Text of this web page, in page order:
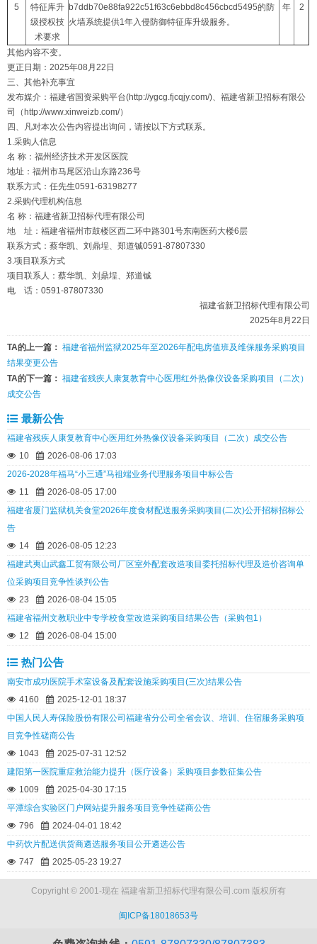
5
特征库升
级授权技
术要求
b7ddb70e88fa922c51f63c6ebbd8c456cbcd5495的防
火墙系统提供1年入侵防御特征库升级服务。
年 2
其他内容不变。
更正日期：2025年08月22日
三、其他补充事宜
发布媒介：福建省国资采购平台(http://ygcg.fjcqjy.com/)、福建省新卫招标有限公
司（http://www.xinweizb.com/）
四、凡对本次公告内容提出询问，请按以下方式联系。
1.采购人信息
名 称：福州经济技术开发区医院
地址：福州市马尾区沿山东路236号
联系方式：任先生0591-63198277
2.采购代理机构信息
名 称：福建省新卫招标代理有限公司
地 址：福建省福州市鼓楼区西二环中路301号东南医药大楼6层
联系方式：蔡华凯、刘鼎埕、郑道铖0591-87807330
3.项目联系方式
项目联系人：蔡华凯、刘鼎埕、郑道铖
电 话：0591-87807330
福建省新卫招标代理有限公司
2025年8月22日
TA的上一篇： 福建省福州监狱2025年至2026年配电房值班及维保服务采购项目
结果变更公告
TA的下一篇： 福建省残疾人康复教育中心医用红外热像仪设备采购项目（二次）
成交公告
最新公告
福建省残疾人康复教育中心医用红外热像仪设备采购项目（二次）成交公告
10
2026-08-06 17:03
2026-2028年福马“小三通”马祖端业务代理服务项目中标公告
11
2026-08-05 17:00
福建省厦门监狱机关食堂2026年度食材配送服务采购项目(二次)公开招标招标公
告
14
2026-08-05 12:23
福建武夷山武鑫工贸有限公司厂区室外配套改造项目委托招标代理及造价咨询单
位采购项目竞争性谈判公告
23
2026-08-04 15:05
福建省福州文教职业中专学校食堂改造采购项目结果公告（采购包1）
12
2026-08-04 15:00
热门公告
南安市成功医院手术室设备及配套设施采购项目(三次)结果公告
4160
2025-12-01 18:37
中国人民人寿保险股份有限公司福建省分公司全省会议、培训、住宿服务采购项
目竞争性磋商公告
1043
2025-07-31 12:52
建阳第一医院重症救治能力提升（医疗设备）采购项目参数征集公告
1009
2025-04-30 17:15
平潭综合实验区门户网站提升服务项目竞争性磋商公告
796
2024-04-01 18:42
中药饮片配送供货商遴选服务项目公开遴选公告
747
2025-05-23 19:27
Copyright © 2001-现在 福建省新卫招标代理有限公司.com 版权所有
闽ICP备18018653号